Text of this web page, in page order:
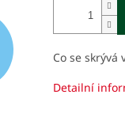
Co se skrývá
Detailní